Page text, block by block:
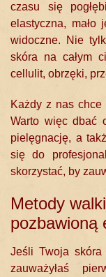
czasu się
elastyczna, mało
widoczne. Nie
skóra na całym
cellulit, obrzęki,
Każdy z nas chce
Warto więc dbać
pielęgnację, a
się do
skorzystać, by
Metody
pozbawioną
Jeśli Twoja
zauważyłaś